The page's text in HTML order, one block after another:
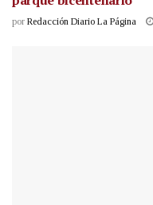
por Redacción Diario La Página